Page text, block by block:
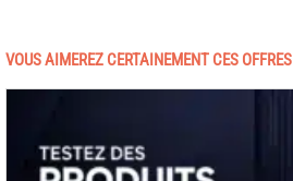
VOUS AIMEREZ CERTAINEMENT CES OFFRES